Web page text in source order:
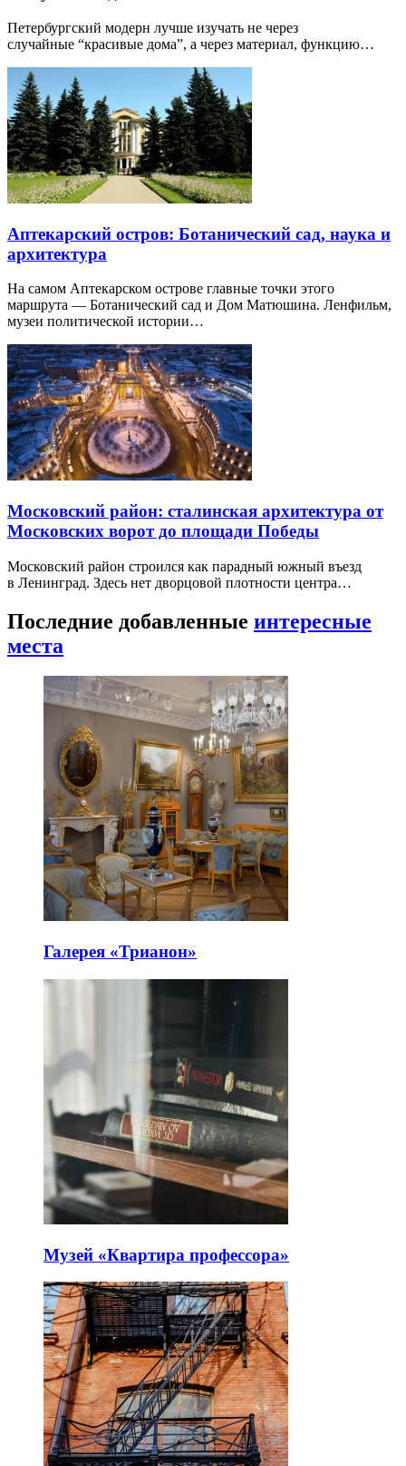
Петербургский модерн лучше изучать не через
случайные “красивые дома”, а через материал, функцию…
Аптекарский остров: Ботанический сад, наука и
архитектура
На самом Аптекарском острове главные точки этого
маршрута — Ботанический сад и Дом Матюшина. Ленфильм,
музеи политической истории…
Московский район: сталинская архитектура от
Московских ворот до площади Победы
Московский район строился как парадный южный въезд
в Ленинград. Здесь нет дворцовой плотности центра…
Последние добавленные интересные
места
Галерея «Трианон»
Музей «Квартира профессора»